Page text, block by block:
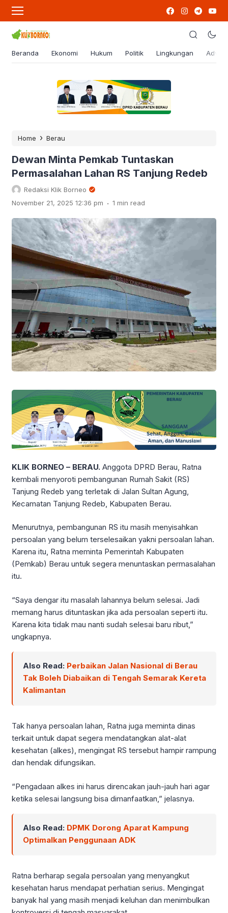
Beranda Ekonomi Hukum Politik Lingkungan
Home › Berau
Dewan Minta Pemkab Tuntaskan
Permasalahan Lahan RS Tanjung Redeb
Redaksi Klik Borneo
November 21, 2025 12:36 pm . 1 min read
KLIK BORNEO – BERAU. Anggota DPRD Berau, Ratna
kembali menyoroti pembangunan Rumah Sakit (RS)
Tanjung Redeb yang terletak di Jalan Sultan Agung,
Kecamatan Tanjung Redeb, Kabupaten Berau.
Menurutnya, pembangunan RS itu masih menyisahkan
persoalan yang belum terselesaikan yakni persoalan lahan.
Karena itu, Ratna meminta Pemerintah Kabupaten
(Pemkab) Berau untuk segera menuntaskan permasalahan
itu.
“Saya dengar itu masalah lahannya belum selesai. Jadi
memang harus dituntaskan jika ada persoalan seperti itu.
Karena kita tidak mau nanti sudah selesai baru ribut,”
ungkapnya.
Also Read: Perbaikan Jalan Nasional di Berau
Tak Boleh Diabaikan di Tengah Semarak Kereta
Kalimantan
Tak hanya persoalan lahan, Ratna juga meminta dinas
terkait untuk dapat segera mendatangkan alat-alat
kesehatan (alkes), mengingat RS tersebut hampir rampung
dan hendak difungsikan.
“Pengadaan alkes ini harus direncakan jauh-jauh hari agar
ketika selesai langsung bisa dimanfaatkan,” jelasnya.
Also Read: DPMK Dorong Aparat Kampung
Optimalkan Penggunaan ADK
Ratna berharap segala persoalan yang menyangkut
kesehatan harus mendapat perhatian serius. Mengingat
banyak hal yang masih menjadi keluhan dan menimbulkan